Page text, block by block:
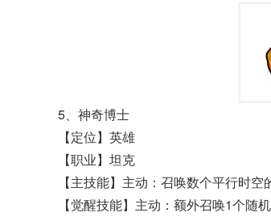
5、神奇博士
【定位】英雄
【职业】坦克
【主技能】主动：召唤数个平行时
【觉醒技能】主动：额外召唤1个随